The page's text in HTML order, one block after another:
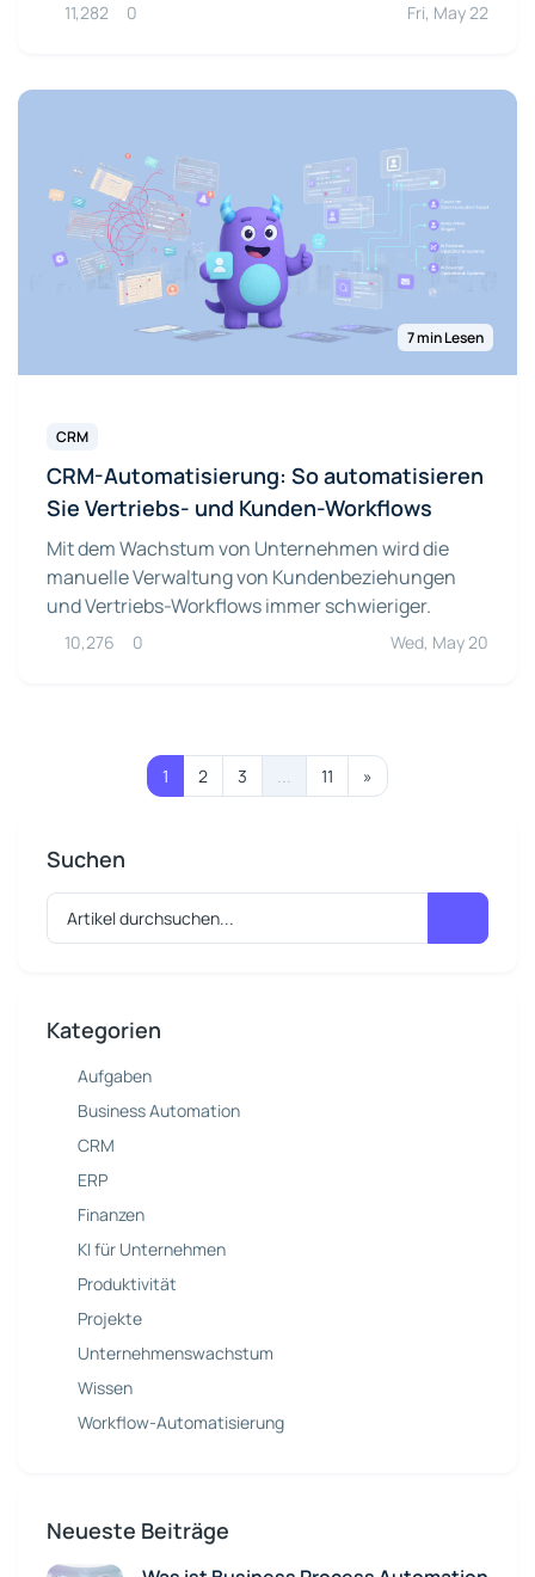
11,282 0 Fri, May 22
7 min Lesen
CRM
CRM-Automatisierung: So automatisieren
Sie Vertriebs- und Kunden-Workflows
Mit dem Wachstum von Unternehmen wird die
manuelle Verwaltung von Kundenbeziehungen
und Vertriebs-Workflows immer schwieriger.
10,276 0 Wed, May 20
1 2 3 ... 11 »
Suchen
Kategorien
Aufgaben
Business Automation
CRM
ERP
Finanzen
KI für Unternehmen
Produktivität
Projekte
Unternehmenswachstum
Wissen
Workflow-Automatisierung
Neueste Beiträge